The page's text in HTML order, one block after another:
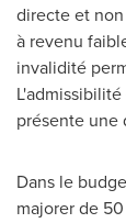
directe et
à revenu
invalidité
présente une
Dans le
majorer de